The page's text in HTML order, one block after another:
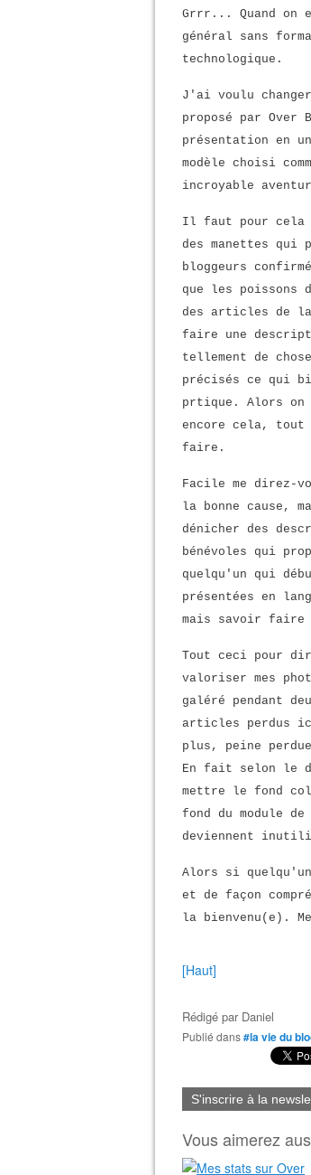
Grrr... Quand
général sans
technologique.
J'ai voulu
proposé par
présentation en
modèle choisi
incroyable
Il faut pour cela
des manettes qui
bloggeurs
que les poissons
des articles de
faire une
tellement de
précisés ce qui
prtique. Alors
encore cela, tout
faire.
Facile me direz-
la bonne cause,
dénicher des
bénévoles qui
quelqu'un qui
présentées en
mais savoir faire
Tout ceci pour
valoriser mes
galéré pendant
articles perdus
plus, peine
En fait selon le
mettre le fond
fond du module
deviennent
Alors si
et de façon
la bienvenu(e).
[Haut]
Rédigé par Daniel
Publié dans#la vie du
S'inscrire à la
Vous aimerez